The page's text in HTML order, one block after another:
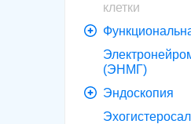
клетки
(ЭНМГ)
Эндоскопия